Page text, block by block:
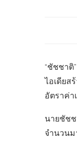
“ชัชชาติ
ไอเดียส
อัตราค่า
นายชัชช
จำนวน